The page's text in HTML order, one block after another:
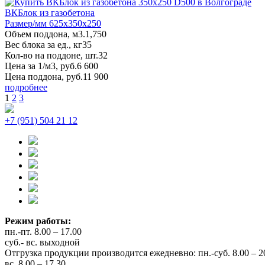
ВКБлок из газобетона
Размер/мм 625x350x250
Объем поддона, м3.1,750
Вес блока за ед., кг35
Кол-во на поддоне, шт.32
Цена за 1/м3, руб.6 600
Цена поддона, руб.11 900
подробнее
1 2 3
+7 (951) 504 21 12
Режим работы:
пн.-пт. 8.00 – 17.00
суб.- вс. выходной
Отгрузка продукции производится ежедневно: пн.-суб. 8.00 –